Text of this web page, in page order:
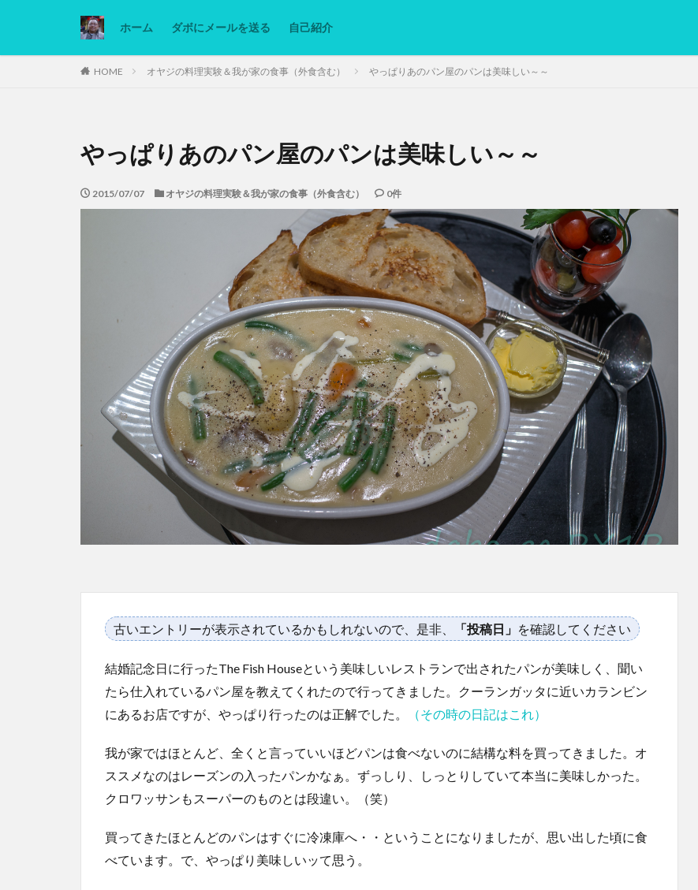
ホーム ダボにメールを送る 自己紹介
HOME オヤジの料理実験＆我が家の食事（外食含む） やっぱりあのパン屋のパンは美味しい～～
やっぱりあのパン屋のパンは美味しい～～
2015/07/07 オヤジの料理実験＆我が家の食事（外食含む） 0件
古いエントリーが表示されているかもしれないので、是非、 「投稿日」 を確認してください
結婚記念日に行ったThe Fish Houseという美味しいレストランで出されたパンが美味しく、聞い
たら仕入れているパン屋を教えてくれたので行ってきました。クーランガッタに近いカランビン
にあるお店ですが、やっぱり行ったのは正解でした。
（その時の日記はこれ）
我が家ではほとんど、全くと言っていいほどパンは食べないのに結構な料を買ってきました。オ
ススメなのはレーズンの入ったパンかなぁ。ずっしり、しっとりしていて本当に美味しかった。
クロワッサンもスーパーのものとは段違い。（笑）
買ってきたほとんどのパンはすぐに冷凍庫へ・・ということになりましたが、思い出した頃に食
べています。で、やっぱり美味しいッて思う。
カテゴリー
Ninjatrader PC グリグリ画像 マレーシア動画
検索